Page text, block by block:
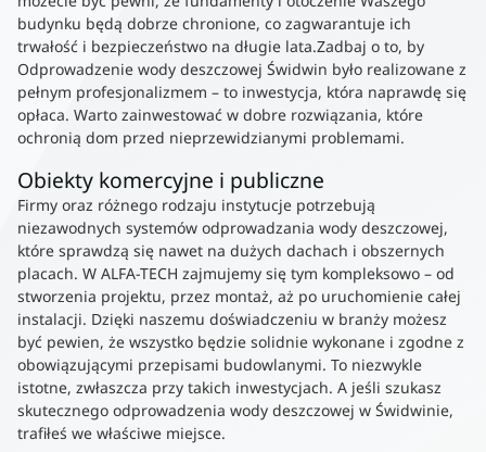
budynku będą dobrze chronione, co zagwarantuje ich
trwałość i bezpieczeństwo na długie lata.Zadbaj o to, by
Odprowadzenie wody deszczowej Świdwin było realizowane z
pełnym profesjonalizmem – to inwestycja, która naprawdę się
opłaca. Warto zainwestować w dobre rozwiązania, które
ochronią dom przed nieprzewidzianymi problemami.
Obiekty komercyjne i publiczne
Firmy oraz różnego rodzaju instytucje potrzebują
niezawodnych systemów odprowadzania wody deszczowej,
które sprawdzą się nawet na dużych dachach i obszernych
placach. W ALFA-TECH zajmujemy się tym kompleksowo – od
stworzenia projektu, przez montaż, aż po uruchomienie całej
instalacji. Dzięki naszemu doświadczeniu w branży możesz
być pewien, że wszystko będzie solidnie wykonane i zgodne z
obowiązującymi przepisami budowlanymi. To niezwykle
istotne, zwłaszcza przy takich inwestycjach. A jeśli szukasz
skutecznego odprowadzenia wody deszczowej w Świdwinie,
trafiłeś we właściwe miejsce.